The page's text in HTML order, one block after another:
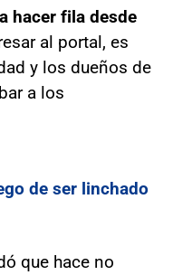
hacer fila desde
al portal, es
y los dueños de
a los
de ser linchado
que hace no